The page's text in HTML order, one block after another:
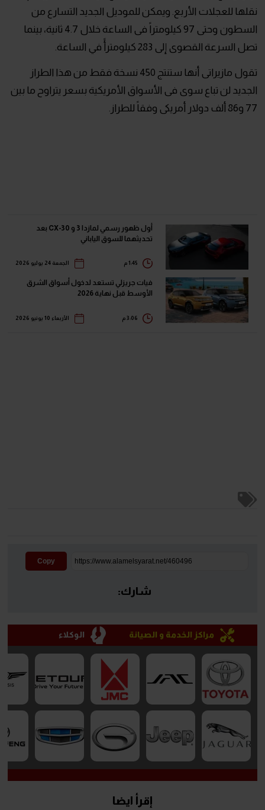
نقلها للعجلات الأربع. ويمكن للموديل الجديد التسارع من
السطون وحتى 97 كيلومتراً فى الساعة خلال 4.7 ثانية، بينما
تصل السرعة القصوى إلى 283 كيلومترأً في الساعة.
تقول مازيراتى أنها ستنتج 450 نسخة فقط من هذا الطراز
الجديد لن تباع سوى فى الأسواق الأمريكية بسعر يتراوح ما بين
77 و86 ألف دولار أمريكى وفقاً للطراز.
أول ظهور رسمي لمازدا 3 و CX-30 بعد
تحديثهما للسوق الياباني
الجمعة 24 يوليو 2026
فيات جريزلي تستعد لدخول أسواق الشرق
الأوسط قبل نهاية 2026
الأربعاء 10 يونيو 2026
Copy
شارك:
مراكز الخدمة و الصيانة الوكلاء
إقرأ ايضا